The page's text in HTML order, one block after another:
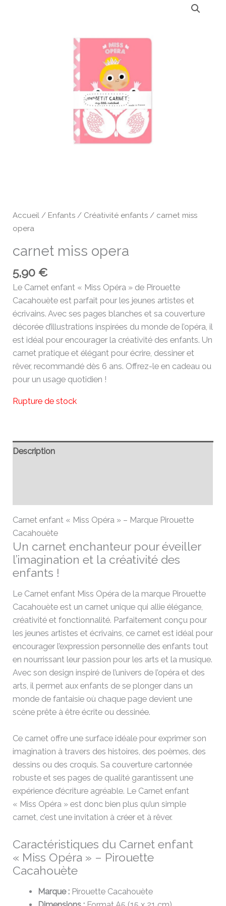
Accueil / Enfants / Créativité enfants / carnet miss
opera
carnet miss opera
5,90€
Le Carnet enfant « Miss Opéra » de Pirouette
Cacahouète est parfait pour les jeunes artistes et
écrivains. Avec ses pages blanches et sa couverture
décorée d’illustrations inspirées du monde de l’opéra, il
est idéal pour encourager la créativité des enfants. Un
carnet pratique et élégant pour écrire, dessiner et
rêver, recommandé dès 6 ans. Offrez-le en cadeau ou
pour un usage quotidien !
Rupture de stock
Description
Carnet enfant « Miss Opéra » – Marque Pirouette
Cacahouète
Un carnet enchanteur pour éveiller
l’imagination et la créativité des
enfants !
Le Carnet enfant Miss Opéra de la marque Pirouette
Cacahouète est un carnet unique qui allie élégance,
créativité et fonctionnalité. Parfaitement conçu pour
les jeunes artistes et écrivains, ce carnet est idéal pour
encourager l’expression personnelle des enfants tout
en nourrissant leur passion pour les arts et la musique.
Avec son design inspiré de l’univers de l’opéra et des
arts, il permet aux enfants de se plonger dans un
monde de fantaisie où chaque page devient une
scène prête à être écrite ou dessinée.
Ce carnet offre une surface idéale pour exprimer son
imagination à travers des histoires, des poèmes, des
dessins ou des croquis. Sa couverture cartonnée
robuste et ses pages de qualité garantissent une
expérience d’écriture agréable. Le Carnet enfant
« Miss Opéra » est donc bien plus qu’un simple
carnet, c’est une invitation à créer et à rêver.
Caractéristiques du Carnet enfant
« Miss Opéra » – Pirouette
Cacahouète
Marque :Pirouette Cacahouète